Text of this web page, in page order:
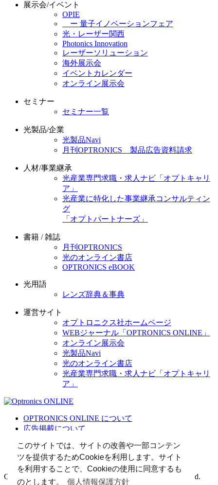
このサイトでは、サイトの改善や一部コンテン
ツを提供するためCookieを利用します。サイト
を利用することで、Cookieの使用に同意するも
のとします。
個人情報保護方針
展示会/イベント
OPIE
ー 量子イノベーションフェア
光・レーザー関西
Photonics Innovation
レーザーソリューション
海外展示会
イベントカレンダー
オンライン展示会
セミナー
セミナー一覧
光製品/企業
光製品Navi
月刊OPTRONICS 製品広告資料請求
人材/事業継承
光産業専門求職・求人ナビ「オプトキャリ
ア」
光産業に特化した事業継承コンサルティン
グ
「オプトパートナーズ」
書籍 / 雑誌
月刊OPTRONICS
光のオンライン書店
OPTRONICS eBOOK
光用語
レンズ辞典＆事典
運営サイト
オプトロニクス社ホームページ
WEBジャーナル「OPTRONICS ONLINE」
オンライン展示会
光製品Navi
光のオンライン書店
光産業専門求職・求人ナビ「オプトキャリ
ア」
OPTRONICS ONLINE について
広告掲載について
個人情報
光関連リンク集
Copyright (C) 2025 The Optronics Co., Ltd. All rights reserved.